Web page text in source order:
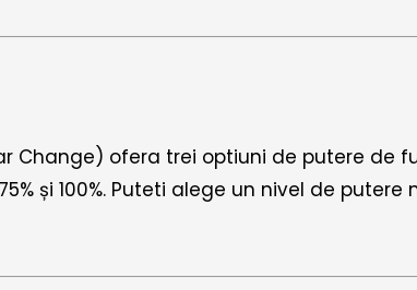
Change) ofera trei optiuni de putere
și 100%. Puteti alege un nivel de